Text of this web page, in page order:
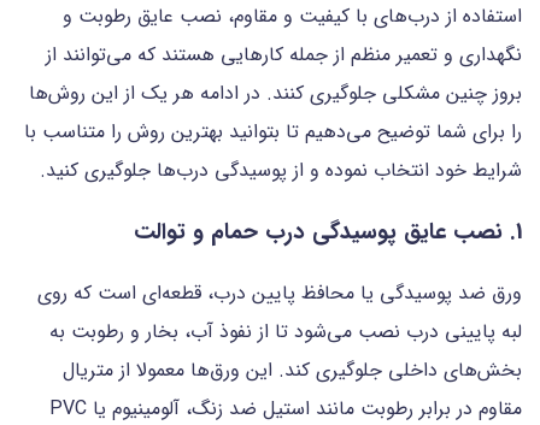
استفاده از درب‌های با کیفیت و مقاوم، نصب عایق رطوبت و
نگهداری و تعمیر منظم از جمله کارهایی هستند که می‌توانند از
بروز چنین مشکلی جلوگیری کنند. در ادامه هر یک از این روش‌ها
را برای شما توضیح می‌دهیم تا بتوانید بهترین روش را متناسب با
شرایط خود انتخاب نموده و از پوسیدگی درب‌ها جلوگیری کنید.
1. نصب عایق پوسیدگی درب حمام و توالت
ورق ضد پوسیدگی یا محافظ پایین درب، قطعه‌ای است که روی
لبه پایینی درب نصب می‌شود تا از نفوذ آب، بخار و رطوبت به
بخش‌های داخلی جلوگیری کند. این ورق‌ها معمولا از متریال
مقاوم در برابر رطوبت مانند استیل ضد زنگ، آلومینیوم یا PVC